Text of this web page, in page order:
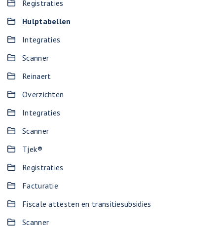
Registraties
Hulptabellen
Integraties
Scanner
Reinaert
Overzichten
Integraties
Scanner
Tjek®
Registraties
Facturatie
Fiscale attesten en transitiesubsidies
Scanner